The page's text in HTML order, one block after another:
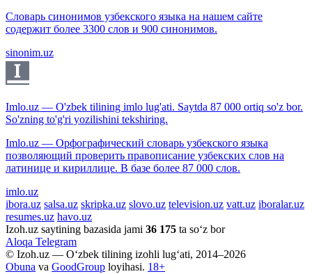
Словарь синонимов узбекского языка на нашем сайте
содержит более 3300 слов и 900 синонимов.
sinonim.uz
Imlo.uz — O'zbek tilining imlo lug'ati. Saytda 87 000 ortiq so'z bor.
So'zning to'g'ri yozilishini tekshiring.
Imlo.uz — Орфографический словарь узбекского языка
позволяющий проверить правописание узбекских слов на
латинице и кириллице. В базе более 87 000 слов.
imlo.uz
ibora.uz salsa.uz skripka.uz slovo.uz television.uz vatt.uz iboralar.uz
resumes.uz havo.uz
Izoh.uz saytining bazasida jami 36 175 ta so‘z bor
Aloqa Telegram
© Izoh.uz — O‘zbek tilining izohli lug‘ati, 2014–2026
Obuna va GoodGroup loyihasi. 18+